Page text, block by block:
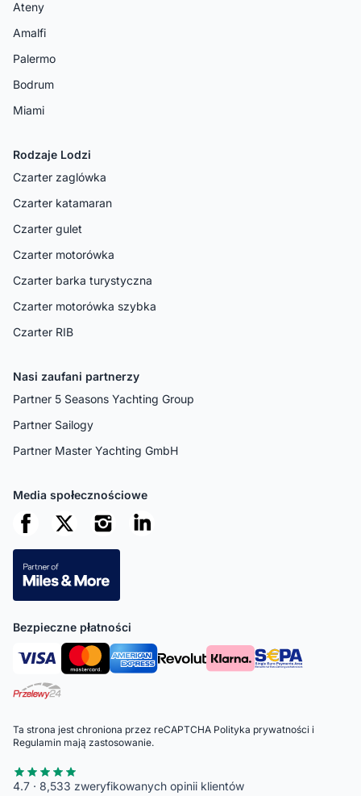
Ateny
Amalfi
Palermo
Bodrum
Miami
Rodzaje Lodzi
Czarter zaglówka
Czarter katamaran
Czarter gulet
Czarter motorówka
Czarter barka turystyczna
Czarter motorówka szybka
Czarter RIB
Nasi zaufani partnerzy
Partner 5 Seasons Yachting Group
Partner Sailogy
Partner Master Yachting GmbH
Media społecznościowe
Bezpieczne płatności
Ta strona jest chroniona przez reCAPTCHA Polityka prywatności i
Regulamin mają zastosowanie.
4.7 · 8,533 zweryfikowanych opinii klientów